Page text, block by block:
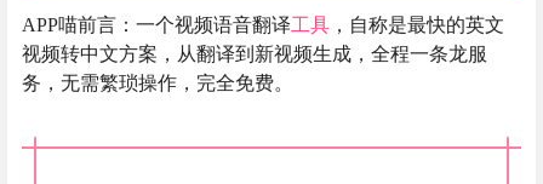
APP喵前言：一个视频语音翻译工具 ，自称是最快的英文
视频转中文方案，从翻译到新视频生成，全程一条龙服
务，无需繁琐操作，完全免费。